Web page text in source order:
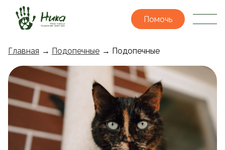
Помочь
Главная → Подопечные → Подопечные